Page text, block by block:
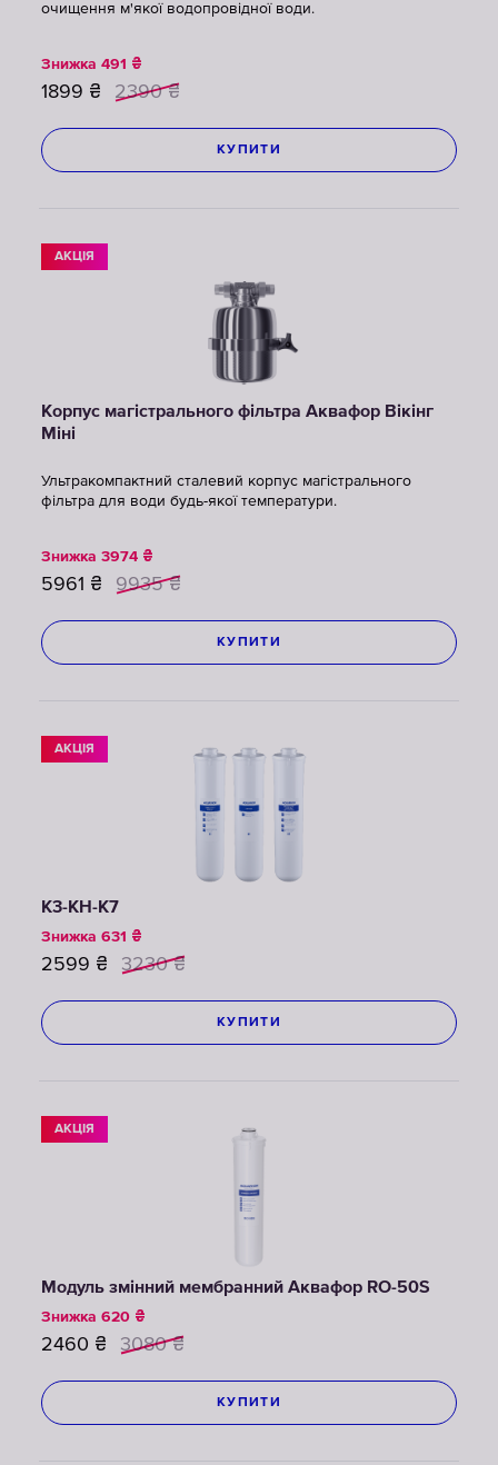
очищення м'якої водопровідної води.
Знижка 491 ₴
1899 ₴ 2390 ₴
КУПИТИ
АКЦІЯ
Корпус магістрального фільтра Аквафор Вікінг
Міні
Ультракомпактний сталевий корпус магістрального
фільтра для води будь-якої температури.
Знижка 3974 ₴
5961 ₴ 9935 ₴
КУПИТИ
АКЦІЯ
К3-КН-К7
Знижка 631 ₴
2599 ₴ 3230 ₴
КУПИТИ
АКЦІЯ
Модуль змінний мембранний Аквафор RО-50S
Знижка 620 ₴
2460 ₴ 3080 ₴
КУПИТИ